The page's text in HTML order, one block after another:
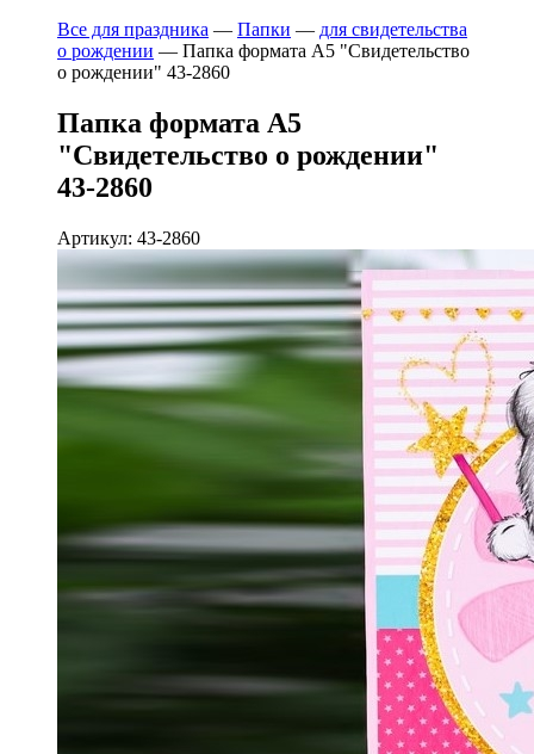
Все для праздника — Папки — для свидетельства
о рождении — Папка формата А5 "Свидетельство
о рождении" 43-2860
Папка формата А5
"Свидетельство о рождении"
43-2860
Артикул: 43-2860